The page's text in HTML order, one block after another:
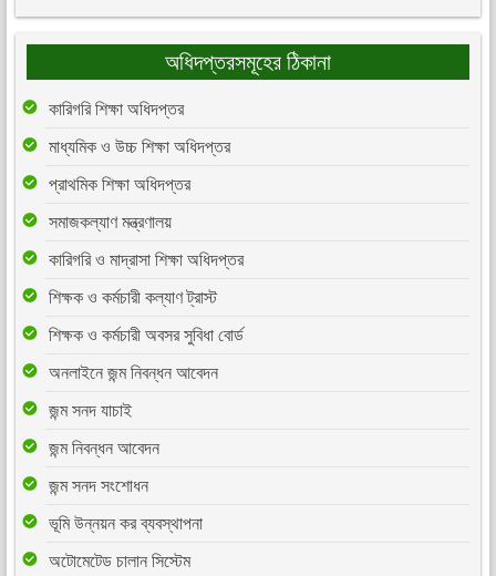
অধিদপ্তরসমূহের ঠিকানা
কারিগরি শিক্ষা অধিদপ্তর
মাধ্যমিক ও উচ্চ শিক্ষা অধিদপ্তর
প্রাথমিক শিক্ষা অধিদপ্তর
সমাজকল্যাণ মন্ত্রণালয়
কারিগরি ও মাদ্রাসা শিক্ষা অধিদপ্তর
শিক্ষক ও কর্মচারী কল্যাণ ট্রাস্ট
শিক্ষক ও কর্মচারী অবসর সুবিধা বোর্ড
অনলাইনে জন্ম নিবন্ধন আবেদন
জন্ম সনদ যাচাই
জন্ম নিবন্ধন আবেদন
জন্ম সনদ সংশোধন
ভূমি উন্নয়ন কর ব্যবস্থাপনা
অটোমেটেড চালান সিস্টেম